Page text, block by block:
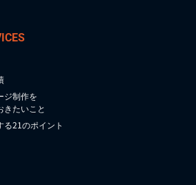
ジ制作を
きたいこと
る21のポイント